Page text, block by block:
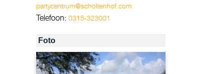
partycentrum@scholtenhof.com
Telefoon: 0315-323001
Foto